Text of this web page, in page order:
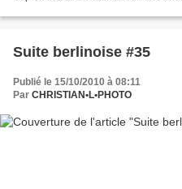
Suite berlinoise #35
Publié le 15/10/2010 à 08:11
Par CHRISTIAN•L•PHOTO